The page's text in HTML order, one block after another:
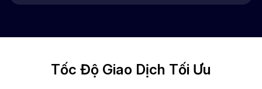
Tốc Độ Giao Dịch Tối Ưu